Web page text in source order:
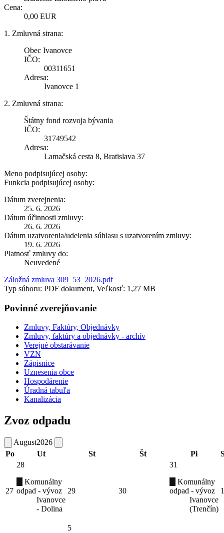
Cena:
0,00 EUR
1. Zmluvná strana:
Obec Ivanovce
IČO:
00311651
Adresa:
Ivanovce 1
2. Zmluvná strana:
Štátny fond rozvoja bývania
IČO:
31749542
Adresa:
Lamačská cesta 8, Bratislava 37
Meno podpisujúcej osoby:
Funkcia podpisujúcej osoby:
Dátum zverejnenia:
25. 6. 2026
Dátum účinnosti zmluvy:
26. 6. 2026
Dátum uzatvorenia/udelenia súhlasu s uzatvorením zmluvy:
19. 6. 2026
Platnosť zmluvy do:
Neuvedené
Záložná zmluva 309_53_2026.pdf
Typ súboru: PDF dokument, Veľkosť: 1,27 MB
Povinné zverejňovanie
Zmluvy, Faktúry, Objednávky
Zmluvy, faktúry a objednávky - archív
Verejné obstarávanie
VZN
Zápisnice
Uznesenia obce
Hospodárenie
Úradná tabuľa
Kanalizácia
Zvoz odpadu
August2026
Po
Ut St Št Pi
27
28
Komunálny
odpad - vývoz
Ivanovce
- Dolina
29 30
31
Komunálny
odpad - vývoz
Ivanovce
(Trenčín)
1
5